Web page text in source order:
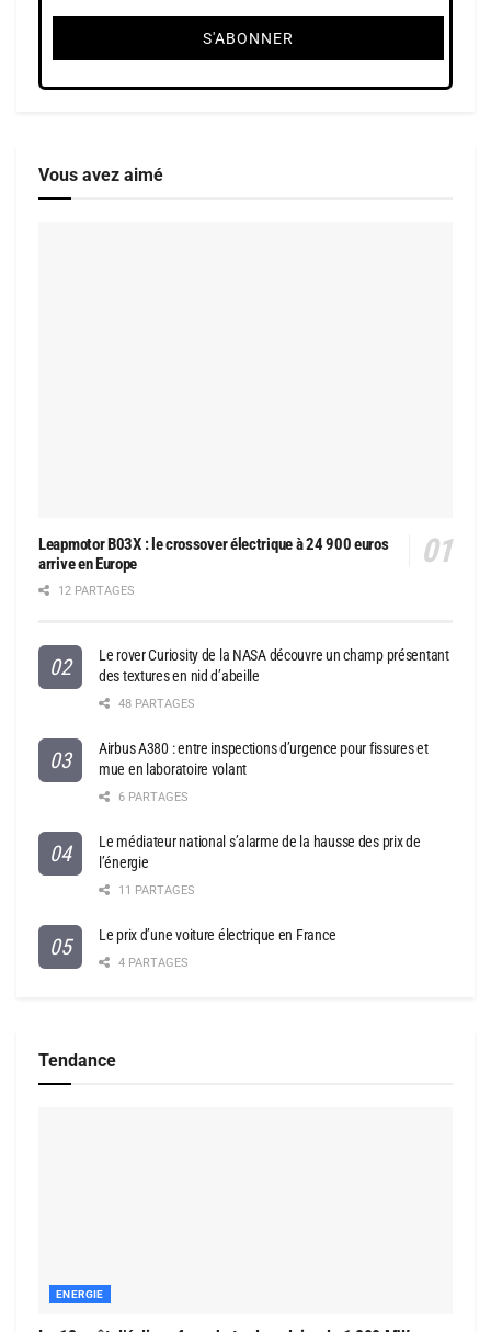
Vous avez aimé
Leapmotor B03X : le crossover électrique à 24 900 euros
arrive en Europe
12 PARTAGES
Le rover Curiosity de la NASA découvre un champ présentant
des textures en nid d’abeille
48 PARTAGES
Airbus A380 : entre inspections d’urgence pour fissures et
mue en laboratoire volant
6 PARTAGES
Le médiateur national s’alarme de la hausse des prix de
l’énergie
11 PARTAGES
Le prix d’une voiture électrique en France
4 PARTAGES
Tendance
ENERGIE